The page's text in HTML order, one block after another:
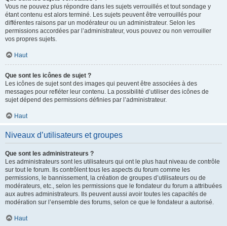
Vous ne pouvez plus répondre dans les sujets verrouillés et tout sondage y
étant contenu est alors terminé. Les sujets peuvent être verrouillés pour
différentes raisons par un modérateur ou un administrateur. Selon les
permissions accordées par l’administrateur, vous pouvez ou non verrouiller
vos propres sujets.
Haut
Que sont les icônes de sujet ?
Les icônes de sujet sont des images qui peuvent être associées à des
messages pour refléter leur contenu. La possibilité d’utiliser des icônes de
sujet dépend des permissions définies par l’administrateur.
Haut
Niveaux d’utilisateurs et groupes
Que sont les administrateurs ?
Les administrateurs sont les utilisateurs qui ont le plus haut niveau de contrôle
sur tout le forum. Ils contrôlent tous les aspects du forum comme les
permissions, le bannissement, la création de groupes d’utilisateurs ou de
modérateurs, etc., selon les permissions que le fondateur du forum a attribuées
aux autres administrateurs. Ils peuvent aussi avoir toutes les capacités de
modération sur l’ensemble des forums, selon ce que le fondateur a autorisé.
Haut